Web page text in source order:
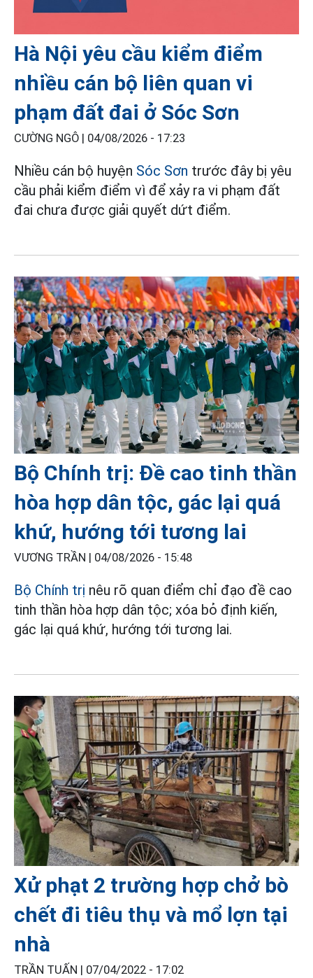
Hà Nội yêu cầu kiểm điểm
nhiều cán bộ liên quan vi
phạm đất đai ở Sóc Sơn
CƯỜNG NGÔ | 04/08/2026 - 17:23
Nhiều cán bộ huyện Sóc Sơn trước đây bị yêu
cầu phải kiểm điểm vì để xảy ra vi phạm đất
đai chưa được giải quyết dứt điểm.
Bộ Chính trị: Đề cao tinh thần
hòa hợp dân tộc, gác lại quá
khứ, hướng tới tương lai
VƯƠNG TRẦN | 04/08/2026 - 15:48
Bộ Chính trị nêu rõ quan điểm chỉ đạo đề cao
tinh thần hòa hợp dân tộc; xóa bỏ định kiến,
gác lại quá khứ, hướng tới tương lai.
Xử phạt 2 trường hợp chở bò
chết đi tiêu thụ và mổ lợn tại
nhà
TRẦN TUẤN | 07/04/2022 - 17:02